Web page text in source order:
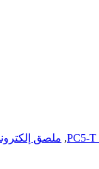
, ملصق إلكتروني